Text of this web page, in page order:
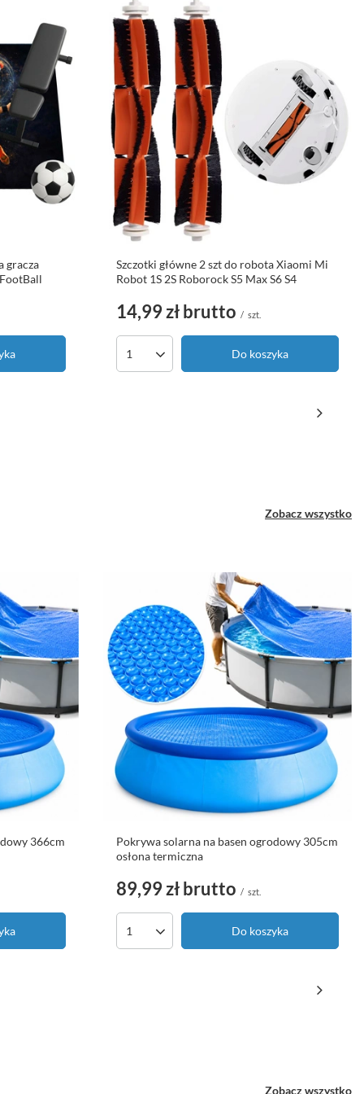
gracza
Szczotki główne 2 szt do robota Xiaomi Mi
Robot 1S 2S Roborock S5 Max S6 S4
14,99 złbrutto / szt.
Ilość produktów Do koszyka
Zobacz wszystko
366cm
Pokrywa solarna na basen ogrodowy 305cm
osłona termiczna
89,99 złbrutto / szt.
Ilość produktów Do koszyka
Zobacz wszystko